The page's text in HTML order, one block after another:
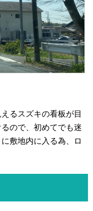
るスズキの看板が目
ので、初めてでも迷
敷地内に入る為、ロ